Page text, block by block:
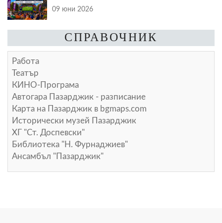
09 юни 2026
СПРАВОЧНИК
Работа
Театър
КИНО-Програма
Автогара Пазарджик - разписание
Карта на Пазарджик в bgmaps.com
Исторически музей Пазарджик
ХГ "Ст. Доспевски"
Библиотека "Н. Фурнаджиев"
Ансамбъл "Пазарджик"